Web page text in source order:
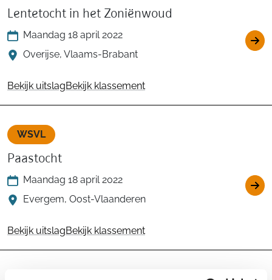
Lentetocht in het Zoniënwoud
Maandag 18 april 2022
Overijse, Vlaams-Brabant
Bekijk uitslagBekijk klassement
WSVL
Paastocht
Maandag 18 april 2022
Evergem, Oost-Vlaanderen
Bekijk uitslagBekijk klassement